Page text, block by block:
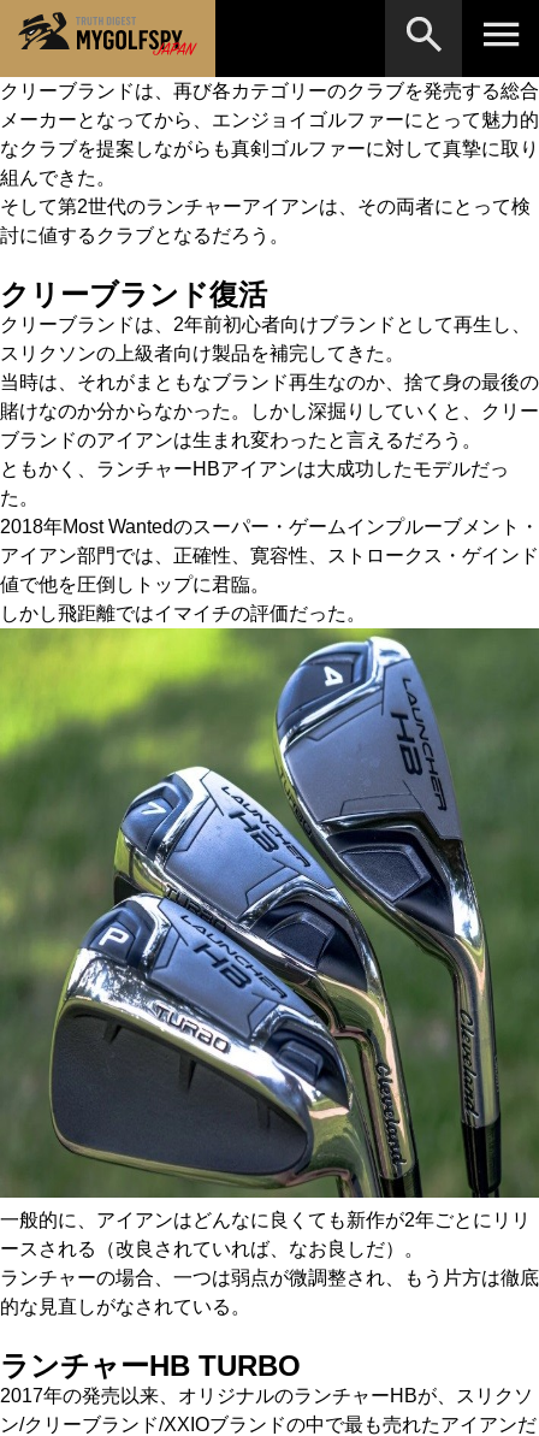
クリーブランドは、再び各カテゴリーのクラブを発売する総合
メーカーとなってから、エンジョイゴルファーにとって魅力的
なクラブを提案しながらも真剣ゴルファーに対して真摯に取り
組んできた。
そして第2世代のランチャーアイアンは、その両者にとって検
討に値するクラブとなるだろう。
クリーブランド復活
クリーブランドは、2年前初心者向けブランドとして再生し、
スリクソンの上級者向け製品を補完してきた。
当時は、それがまともなブランド再生なのか、捨て身の最後の
賭けなのか分からなかった。しかし深掘りしていくと、クリー
ブランドのアイアンは生まれ変わったと言えるだろう。
ともかく、ランチャーHBアイアンは大成功したモデルだっ
た。
2018年Most Wantedのスーパー・ゲームインプルーブメント・
アイアン部門では、正確性、寛容性、ストロークス・ゲインド
値で他を圧倒しトップに君臨。
しかし飛距離ではイマイチの評価だった。
一般的に、アイアンはどんなに良くても新作が2年ごとにリリ
ースされる（改良されていれば、なお良しだ）。
ランチャーの場合、一つは弱点が微調整され、もう片方は徹底
的な見直しがなされている。
ランチャーHB TURBO
2017年の発売以来、オリジナルのランチャーHBが、スリクソ
ン/クリーブランド/XXIOブランドの中で最も売れたアイアンだ
MOST WANTED テストランキング
NEW RELEASES
HOW TO ゴルフ上達・実践テクニック
LAB テスト・データ検証
Golf News ゴルフニュース
REVIEWS 製品レビュー
DRIVERS ドライバー
FAIRWAY WOODS フェアウェイウッド
HYBRIDS ハイブリッド
IRONS アイアン
WEDGES ウェッジ
パター
OTHER その他
編集部のおすすめ
Our Team 私たちのチーム
Our Mission 私たちの使命
ABOUT US MyGolfSpyJapanとは？
※メーカー名やクラブ名など、検索したい事柄を入